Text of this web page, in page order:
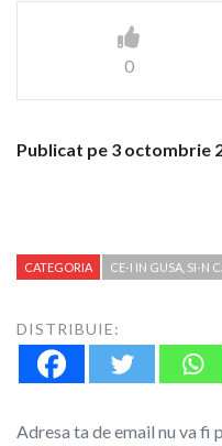
0
Publicat pe 3 octombrie
CATEGORIA CE-I IN GUSA, SI-N
DISTRIBUIE:
Adresa ta de email nu va fi